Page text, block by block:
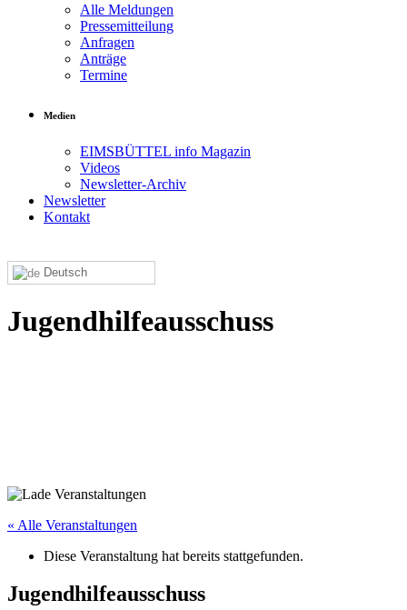
Alle Meldungen
Pressemitteilung
Anfragen
Anträge
Termine
Medien
EIMSBÜTTEL info Magazin
Videos
Newsletter-Archiv
Newsletter
Kontakt
Deutsch
Jugendhilfeausschuss
« Alle Veranstaltungen
Diese Veranstaltung hat bereits stattgefunden.
Jugendhilfeausschuss